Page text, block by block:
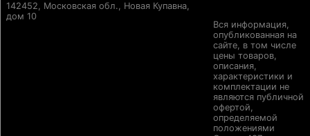
142452, Московская обл., Новая Купавна,
дом 10
Вся информация,
опубликованная на
сайте, в том числе
цены товаров,
описания,
характеристики и
комплектации не
являются публичной
офертой,
определяемой
положениями